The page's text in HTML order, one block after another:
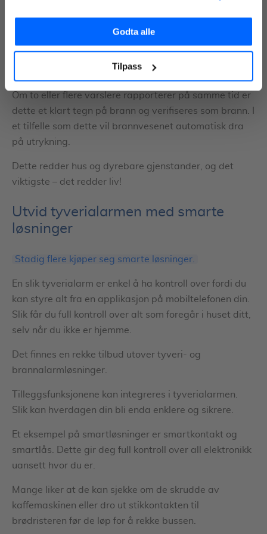
Godta alle
Tilpass
operatøren raskt kunne få oversikt over om det faktisk
brenner eller om alarmen slo ut falskt.
Ved en faktisk brann, eller røyk, vil brannvesenet rykke
Om to eller flere varslere rapporterer på samme tid er
dette et klart tegn på brann og verifiseres som brann. I
et tilfelle som dette vil brannvesenet automatisk dra
på utrykning.
Dette redder hus og dyrebare gjenstander, og det
viktigste – det redder liv!
Utvid tyverialarmen med smarte
løsninger
Stadig flere kjøper seg smarte løsninger.
En slik tyverialarm er enkel å ha kontroll over fordi du
kan styre alt fra en applikasjon på mobiltelefonen din.
Slik får du full kontroll over alt som foregår i huset ditt,
selv når du ikke er hjemme.
Det finnes en rekke tilbud utover tyveri- og
brannalarmløsninger.
Tilleggsfunksjonene kan integreres i tyverialarmen.
Slik kan hverdagen din bli enda enklere og sikrere.
Et eksempel på smartløsninger er smartkontakt og
smartlås. Dette gir deg full kontroll over all elektronikk
uansett hvor du er.
Mange liker at de kan sjekke om de skrudde av
kaffemaskinen eller dro ut stikkontakten til
brødristeren før de løp for å rekke bussen.
Spørsmål og svar om Fixa